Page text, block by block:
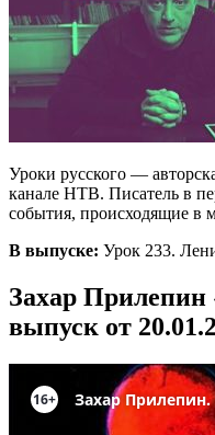
Уроки русского —
канале НТВ. Писатель в
события, происходящие в
В выпуске: Урок 233.
Захар Прилепин
выпуск от